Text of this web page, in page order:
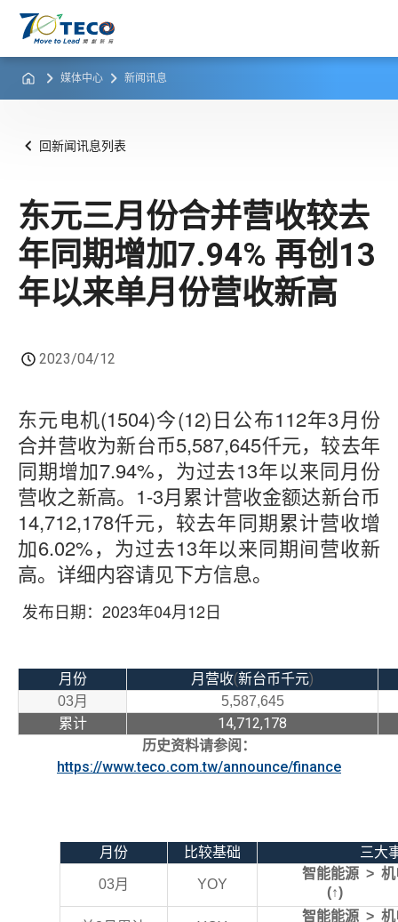
媒体中心 新闻讯息
回新闻讯息列表
东元三月份合并营收较去
年同期增加7.94% 再创13
年以来单月份营收新高
2023/04/12
东元电机(1504)今(12)日公布112年3月份
合并营收为新台币5,587,645仟元，较去年
同期增加7.94%，为过去13年以来同月份
营收之新高。1-3月累计营收金额达新台币
14,712,178仟元，较去年同期累计营收增
加6.02%，为过去13年以来同期间营收新
高。详细内容请见下方信息。
发布日期： 2023年04月 12 日
月份 月营收(新台币千元)
03月
5,587,645
累计
14,712,178
历史资料请参阅：
https://www.teco.com.tw/announce/finance
月份 比较基础 三大
03月 YOY
智能能源 > 机
(↑)
智能能源 > 机